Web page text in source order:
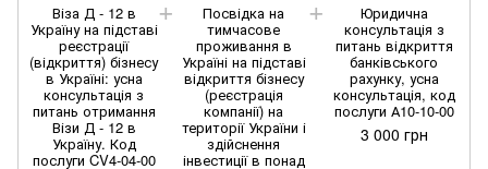
Віза Д - 12 в
Україну на підставі
реєстрації
(відкриття) бізнесу
в Україні: усна
консультація з
питань отримання
Візи Д - 12 в
Україну. Код
послуги CV4-04-00
Посвідка на
тимчасове
проживання в
Україні на підставі
відкриття бізнесу
(реєстрація
компанії) на
території України і
здійснення
інвестиції в понад
Юридична
консультація з
питань відкриття
банківського
рахунку, усна
консультація, код
послуги А10-10-00
3 000 грн